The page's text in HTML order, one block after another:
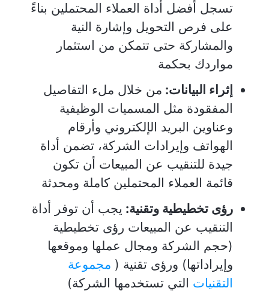
تسجل أفضل أداة العملاء المحتملين بناءً
على فرص التحويل وإشارة النية
والمشاركة حتى تتمكن من استثمار
مواردك بحكمة
إثراء البيانات: من خلال ملء التفاصيل
المفقودة مثل المسميات الوظيفية
وعناوين البريد الإلكتروني وأرقام
الهواتف وإيرادات الشركة، تضمن أداة
جيدة للتنقيب عن المبيعات أن تكون
قائمة العملاء المحتملين كاملة ومحدثة
رؤى تخطيطية وتقنية: يجب أن توفر أداة
التنقيب عن المبيعات رؤى تخطيطية
(حجم الشركة ومجال عملها وموقعها
وإيراداتها) ورؤى تقنية ( مجموعة
التقنيات التي تستخدمها الشركة)